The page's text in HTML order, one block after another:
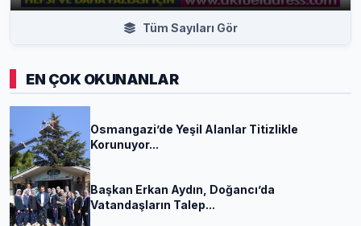
Tüm Sayıları Gör
EN ÇOK OKUNANLAR
Osmangazi’de Yeşil Alanlar Titizlikle
Korunuyor...
Başkan Erkan Aydın, Doğancı’da
Vatandaşların Talep...